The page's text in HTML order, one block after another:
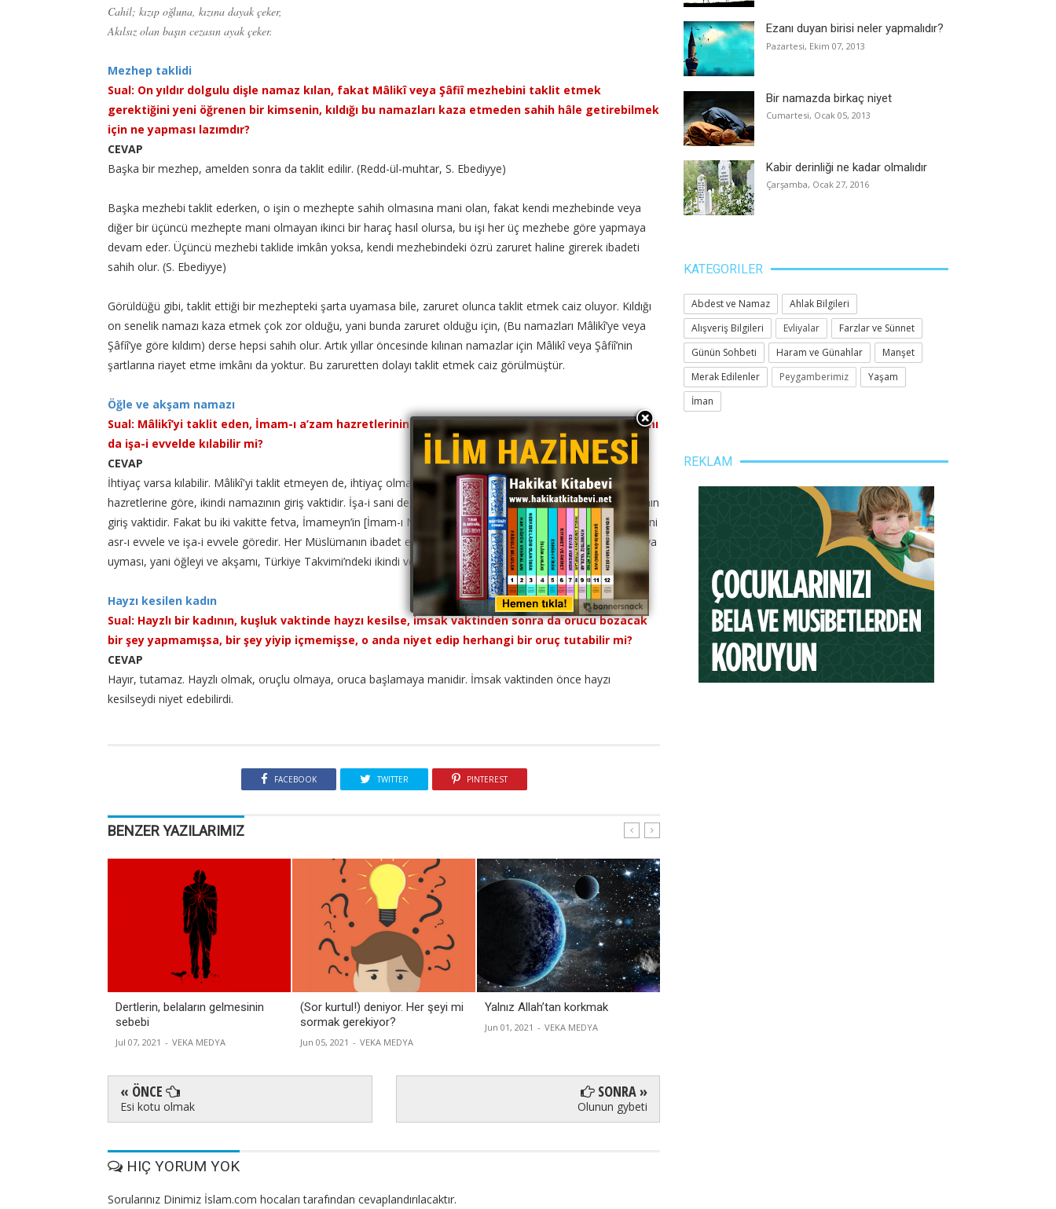
Cahil; kızıp oğluna, kızına dayak çeker,
Akılsız olan başın cezasın ayak çeker.
Mezhep taklidi
Sual: On yıldır dolgulu dişle namaz kılan, fakat Mâlikî veya Şâfiî mezhebini taklit etmek
gerektiğini yeni öğrenen bir kimsenin, kıldığı bu namazları kaza etmeden sahih hâle getirebilmek
için ne yapması lazımdır?
CEVAP
Başka bir mezhep, amelden sonra da taklit edilir. (Redd-ül-muhtar, S. Ebediyye)
Başka mezhebi taklit ederken, o işin o mezhepte sahih olmasına mani olan, fakat kendi mezhebinde veya
diğer bir üçüncü mezhepte mani olmayan ikinci bir haraç hasıl olursa, bu işi her üç mezhebe göre yapmaya
devam eder. Üçüncü mezhebi taklide imkân yoksa, kendi mezhebindeki özrü zaruret haline girerek ibadeti
sahih olur. (S. Ebediyye)
Görüldüğü gibi, taklit ettiği bir mezhepteki şarta uyamasa bile, zaruret olunca taklit etmek caiz oluyor. Kıldığı
on senelik namazı kaza etmek çok zor olduğu, yani bunda zaruret olduğu için, (Bu namazları Mâlikî’ye veya
Şâfiî’ye göre kıldım) derse hepsi sahih olur. Artık yıllar öncesinde kılınan namazlar için Mâlikî veya Şâfiî’nin
şartlarına riayet etme imkânı da yoktur. Bu zaruretten dolayı taklit etmek caiz görülmüştür.
Öğle ve akşam namazı
Sual: Mâlikî’yi taklit eden, İmam-ı a’zam hazretlerinin kavline uyarak, öğleyi asr-ı evvelde, akşamı
da işa-i evvelde kılabilir mi?
CEVAP
İhtiyaç varsa kılabilir. Mâlikî'yi taklit etmeyen de, ihtiyaç olmadan kılamaz. Asr-ı sani, İmam-ı a’zam
hazretlerine göre, ikindi namazının giriş vaktidir. İşa-i sani de, İmam-ı a’zam hazretlerine göre, yatsı namazının
giriş vaktidir. Fakat bu iki vakitte fetva, İmameyn’in [İmam-ı Muhammed ile İmam-ı Ebu Yusuf’un] kavline, yani
asr-ı evvele ve işa-i evvele göredir. Her Müslümanın ibadet ederken, kendi mezhebindeki tercih edilen fetvaya
uyması, yani öğleyi ve akşamı, Türkiye Takvimi’ndeki ikindi ve yatsı vaktinden önce kılması gerekir.
Hayzı kesilen kadın
Sual: Hayzlı bir kadının, kuşluk vaktinde hayzı kesilse, imsak vaktinden sonra da orucu bozacak
bir şey yapmamışsa, bir şey yiyip içmemişse, o anda niyet edip herhangi bir oruç tutabilir mi?
CEVAP
Hayır, tutamaz. Hayzlı olmak, oruçlu olmaya, oruca başlamaya manidir. İmsak vaktinden önce hayzı
kesilseydi niyet edebilirdi.
FACEBOOK TWITTER PINTEREST
BENZER YAZILARIMIZ
Dertlerin, belaların gelmesinin
sebebi
Jul 07, 2021 - VEKA MEDYA
(Sor kurtul!) deniyor. Her şeyi mi
sormak gerekiyor?
Jun 05, 2021 - VEKA MEDYA
Yalnız Allah’tan korkmak
Jun 01, 2021 - VEKA MEDYA
« ÖNCE
Esi kotu olmak
SONRA »
Olunun gybeti
HIÇ YORUM YOK
Sorularınız Dinimiz İslam.com hocaları tarafından cevaplandırılacaktır.
Ezanı duyan birisi neler yapmalıdır?
Pazartesi, Ekim 07, 2013
Bir namazda birkaç niyet
Cumartesi, Ocak 05, 2013
Kabir derinliği ne kadar olmalıdır
Çarşamba, Ocak 27, 2016
KATEGORILER
Abdest ve Namaz
Ahlak Bilgileri
Alışveriş Bilgileri
Evliyalar
Farzlar ve Sünnet
Günün Sohbeti
Haram ve Günahlar
Manşet
Merak Edilenler
Peygamberimiz
Yaşam
İman
REKLAM